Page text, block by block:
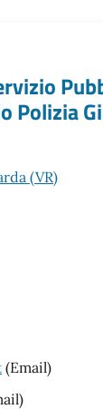
Polizia
(VR)
(Email)